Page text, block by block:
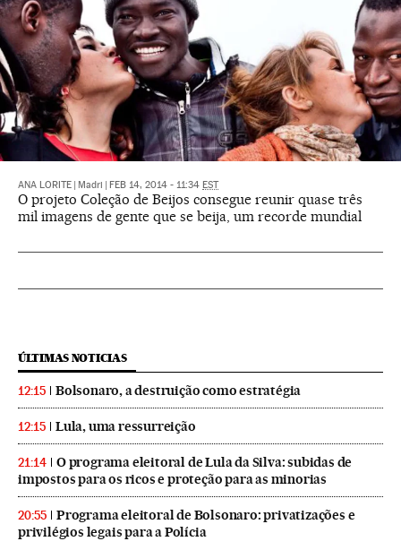
ANA LORITE Madri FEB 14, 2014 - 11:34 EST
O projeto Coleção de Beijos consegue reunir quase três
mil imagens de gente que se beija, um recorde mundial
ÚLTIMAS NOTICIAS
12:15 Bolsonaro, a destruição como estratégia
12:15 Lula, uma ressurreição
21:14
O programa eleitoral de Lula da Silva: subidas de
impostos para os ricos e proteção para as minorias
20:55
Programa eleitoral de Bolsonaro: privatizações e
privilégios legais para a Polícia